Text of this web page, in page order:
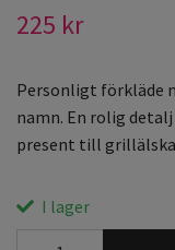
225 kr
Personligt förkläde
namn. En rolig
present till
I lager